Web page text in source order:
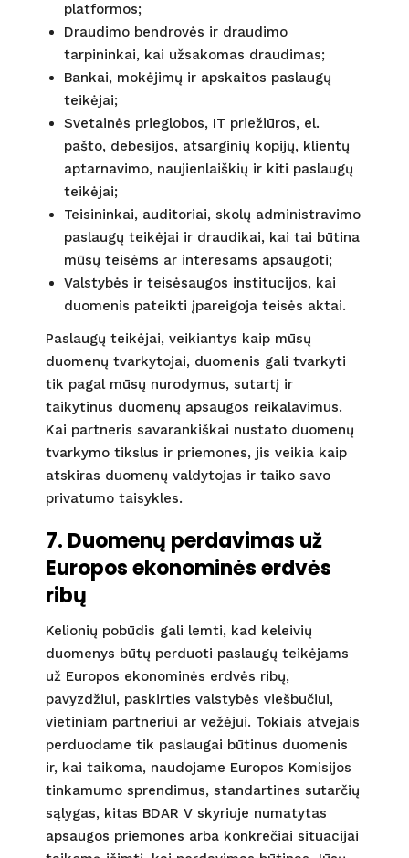
platformos;
Draudimo bendrovės ir draudimo
tarpininkai, kai užsakomas draudimas;
Bankai, mokėjimų ir apskaitos paslaugų
teikėjai;
Svetainės prieglobos, IT priežiūros, el.
pašto, debesijos, atsarginių kopijų, klientų
aptarnavimo, naujienlaiškių ir kiti paslaugų
teikėjai;
Teisininkai, auditoriai, skolų administravimo
paslaugų teikėjai ir draudikai, kai tai būtina
mūsų teisėms ar interesams apsaugoti;
Valstybės ir teisėsaugos institucijos, kai
duomenis pateikti įpareigoja teisės aktai.
Paslaugų teikėjai, veikiantys kaip mūsų
duomenų tvarkytojai, duomenis gali tvarkyti
tik pagal mūsų nurodymus, sutartį ir
taikytinus duomenų apsaugos reikalavimus.
Kai partneris savarankiškai nustato duomenų
tvarkymo tikslus ir priemones, jis veikia kaip
atskiras duomenų valdytojas ir taiko savo
privatumo taisykles.
7. Duomenų perdavimas už
Europos ekonominės erdvės
ribų
Kelionių pobūdis gali lemti, kad keleivių
duomenys būtų perduoti paslaugų teikėjams
už Europos ekonominės erdvės ribų,
pavyzdžiui, paskirties valstybės viešbučiui,
vietiniam partneriui ar vežėjui. Tokiais atvejais
perduodame tik paslaugai būtinus duomenis
ir, kai taikoma, naudojame Europos Komisijos
tinkamumo sprendimus, standartines sutarčių
sąlygas, kitas BDAR V skyriuje numatytas
apsaugos priemones arba konkrečiai situacijai